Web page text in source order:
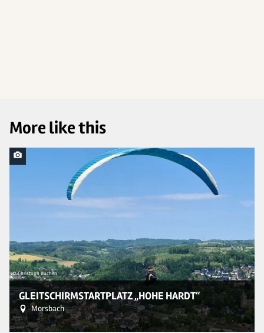
More like this
© Christoph Buchen
GLEITSCHIRMSTARTPLATZ „HOHE HARDT“
Morsbach